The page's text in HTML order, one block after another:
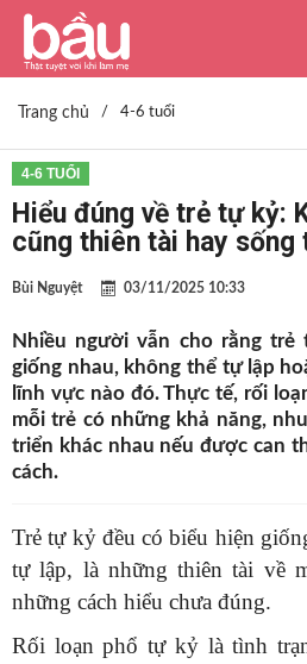
Trang chủ / 4-6 tuổi
4-6 TUỔI
Hiểu đúng về trẻ tự kỷ:
cũng thiên tài hay sống
Bùi Nguyệt 03/11/2025 10:33
Nhiều người vẫn cho rằng
giống nhau, không thể tự lập
lĩnh vực nào đó. Thực tế, rối
mỗi trẻ có những khả năng,
triển khác nhau nếu được can
cách.
Trẻ tự kỷ đều có biểu hiện
tự lập, là những thiên tài về
những cách hiểu chưa đúng.
Rối loạn phổ tự kỷ là tình